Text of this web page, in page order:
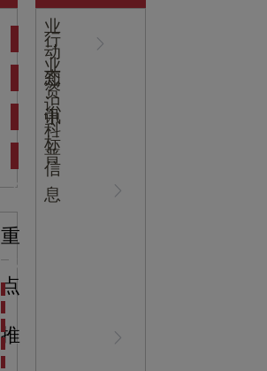
吉
心
NEWS
CENTER
业
动
态
行
业
资
讯
知
识
科
普
中
标
信
息
重
点
推
海洋馆设计建设方案：展示内容和互动体验设计
非遗文化展厅设计要点：展厅布局策展技巧和创新元